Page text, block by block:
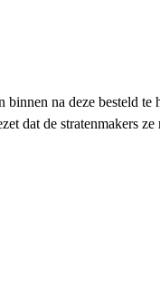
na deze besteld
dat de stratenmakers